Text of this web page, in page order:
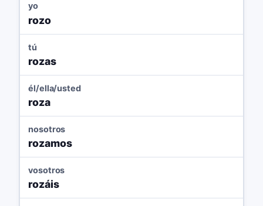
yo
rozo
tú
rozas
él/ella/usted
roza
nosotros
rozamos
vosotros
rozáis